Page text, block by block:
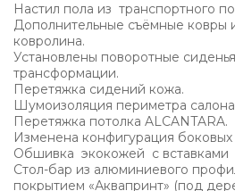
Настил пола из транспортного
Дополнительные съёмные ковры
ковролина.
Установлены поворотные
трансформации.
Перетяжка сидений кожа.
Шумоизоляция периметра
Перетяжка потолка ALCANTARA.
Изменена конфигурация боковых
Обшивка экокожей с вставками
Стол-бар из алюминиевого
покрытием «Аквапринт» (под